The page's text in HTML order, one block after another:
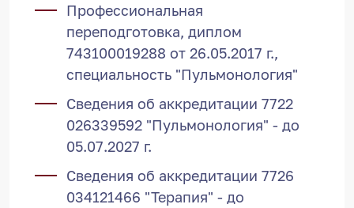
Профессиональная
переподготовка, диплом
743100019288 от 26.05.2017 г.,
специальность "Пульмонология"
Сведения об аккредитации 7722
026339592 "Пульмонология" - до
05.07.2027 г.
Сведения об аккредитации 7726
034121466 "Терапия" - до